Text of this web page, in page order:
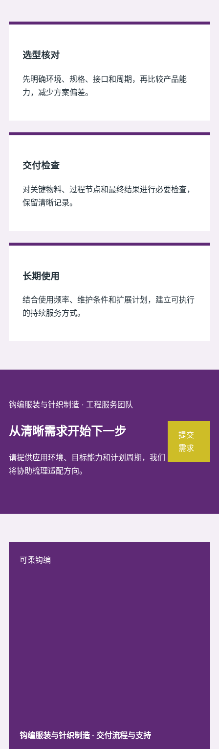
选型核对
先明确环境、规格、接口和周期，再比较产品能
力，减少方案偏差。
交付检查
对关键物料、过程节点和最终结果进行必要检查，
保留清晰记录。
长期使用
结合使用频率、维护条件和扩展计划，建立可执行
的持续服务方式。
钩编服装与针织制造 · 工程服务团队
从清晰需求开始下一步
请提供应用环境、目标能力和计划周期，我们
将协助梳理适配方向。
提交
需求
可柔钩编
钩编服装与针织制造 · 交付流程与支持